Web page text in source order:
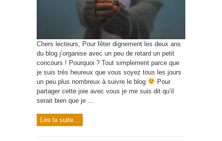
Chers lecteurs, Pour fêter dignement les deux ans
du blog j’organise avec un peu de retard un petit
concours ! Pourquoi ? Tout simplement parce que
je suis très heureux que vous soyez tous les jours
un peu plus nombreux à suivre le blog
Pour
partager cette joie avec vous je me suis dit qu’il
serait bien que je ...
Lire la suite...